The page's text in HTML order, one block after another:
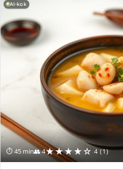
AI-kok
⏱ 45 min👥 4★★★★☆ 4 (1)